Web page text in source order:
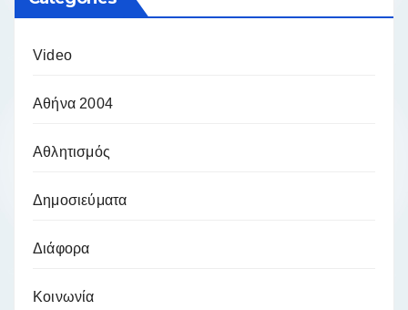
Video
Αθήνα 2004
Αθλητισμός
Δημοσιεύματα
Διάφορα
Κοινωνία